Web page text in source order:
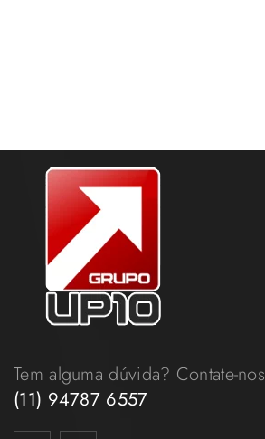
Tem alguma dúvida? Contate-nos
(11) 94787 6557